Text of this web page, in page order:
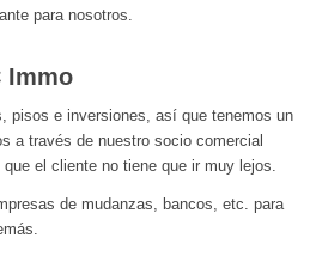
para nosotros.
Immo
pisos e inversiones, así que tenemos un
a través de nuestro socio comercial
el cliente no tiene que ir muy lejos.
de mudanzas, bancos, etc. para